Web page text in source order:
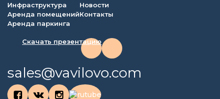
Инфраструктура
Аренда помещений
Аренда паркинга
Новости
Контакты
Скачать презентацию
sales@vavilovo.com